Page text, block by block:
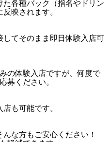
各種バック（指名やドリン
映されます。
してそのまま即日体験入店可
の体験入店ですが、何度で
募ください。
も可能です。
な方もご安心ください！